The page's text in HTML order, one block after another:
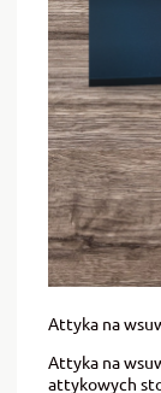
Attyka na
Attyka na
attykowych